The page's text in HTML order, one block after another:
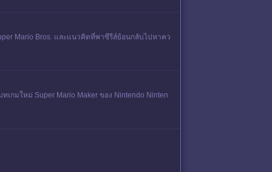
Mario Bros. และแนวคิดที่พาซีรีส์ย้อนกลับไปหาคว
กมใหม่ Super Mario Maker ของ Nintendo Ninten